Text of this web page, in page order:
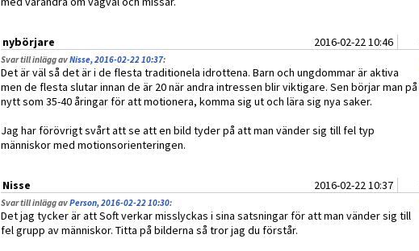
nybörjare 2016-02-22 10:46
Svar till inlägg avNisse, 2016-02-22 10:37:
Det är väl så det är i de flesta traditionela idrottena. Barn och ungdommar är aktiva
men de flesta slutar innan de är 20 när andra intressen blir viktigare. Sen börjar man på
nytt som 35-40 åringar för att motionera, komma sig ut och lära sig nya saker.
Jag har förövrigt svårt att se att en bild tyder på att man vänder sig till fel typ
människor med motionsorienteringen.
Nisse 2016-02-22 10:37
Svar till inlägg avPerson, 2016-02-22 10:30:
Det jag tycker är att Soft verkar misslyckas i sina satsningar för att man vänder sig till
fel grupp av människor. Titta på bilderna så tror jag du förstår.